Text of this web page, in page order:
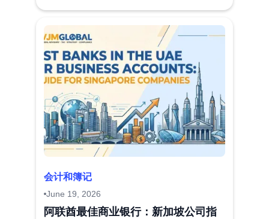
会计和簿记
June 19, 2026
阿联酋最佳商业银行：新加坡公司指